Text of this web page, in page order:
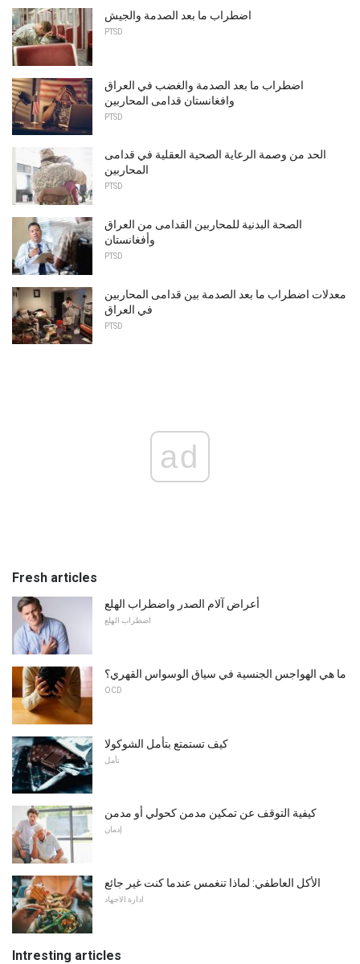
اضطراب ما بعد الصدمة والجيش
PTSD
اضطراب ما بعد الصدمة والغضب في العراق
وافغانستان قدامى المحاربين
PTSD
الحد من وصمة الرعاية الصحية العقلية في قدامى
المحاربين
PTSD
الصحة البدنية للمحاربين القدامى من العراق
وأفغانستان
PTSD
معدلات اضطراب ما بعد الصدمة بين قدامى المحاربين
في العراق
PTSD
ad
Fresh articles
أعراض آلام الصدر واضطراب الهلع
اضطراب الهلع
ما هي الهواجس الجنسية في سياق الوسواس القهري؟
OCD
كيف تستمتع بتأمل الشوكولا
تأمل
كيفية التوقف عن تمكين مدمن كحولي أو مدمن
إدمان
الأكل العاطفي: لماذا تنغمس عندما كنت غير جائع
ادارة الاجهاد
Intresting articles